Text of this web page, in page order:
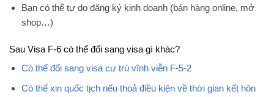
Bạn có thể tự do đăng ký kinh doanh (bán hàng online, mở
shop…)
Sau Visa F-6 có thể đổi sang visa gì khác?
Có thể đổi sang visa cư trú vĩnh viễn F-5-2
Có thể xin quốc tịch nếu thoả điều kiện về thời gian kết hôn